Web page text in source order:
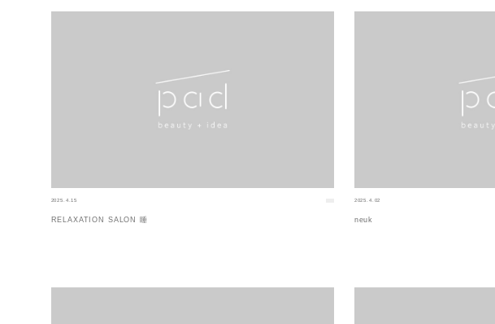
2025.4.15
RELAXATION SALON 睡
2025.4.02
neuk